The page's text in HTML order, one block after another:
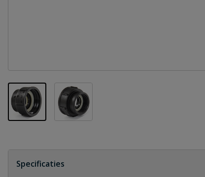
View larger imageView larger image
Specificaties